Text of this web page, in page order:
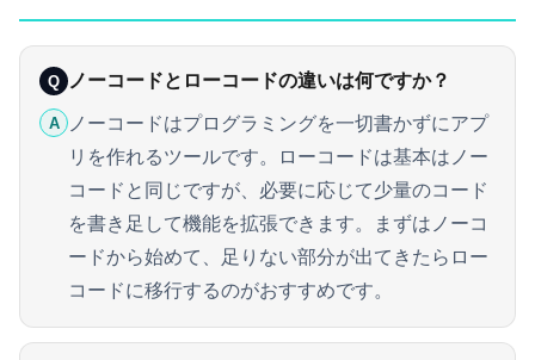
Q ノーコードとローコードの違いは何ですか？
A
ノーコードはプログラミングを一切書かずにアプ
リを作れるツールです。ローコードは基本はノー
コードと同じですが、必要に応じて少量のコード
を書き足して機能を拡張できます。まずはノーコ
ードから始めて、足りない部分が出てきたらロー
コードに移行するのがおすすめです。